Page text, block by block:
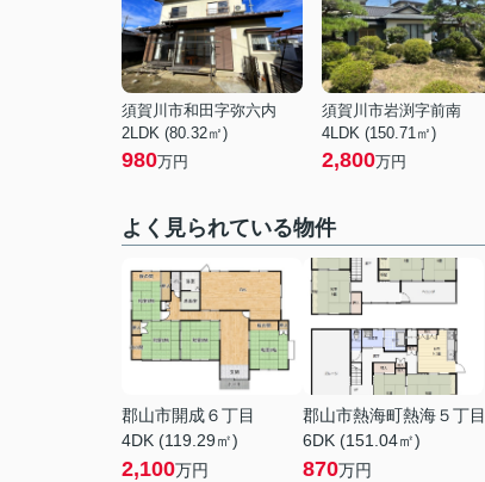
須賀川市和田字弥六内
2LDK (80.32㎡)
980万円
須賀川市岩渕字前南
4LDK (150.71㎡)
2,800万円
よく見られている物件
郡山市開成６丁目
4DK (119.29㎡)
2,100万円
郡山市熱海町熱海５丁目
6DK (151.04㎡)
870万円